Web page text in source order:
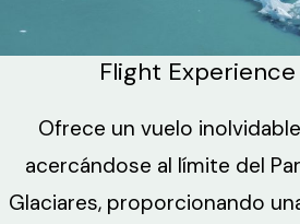
Flight
Ofrece un vuelo
acercándose al límite del
Glaciares, proporcionando